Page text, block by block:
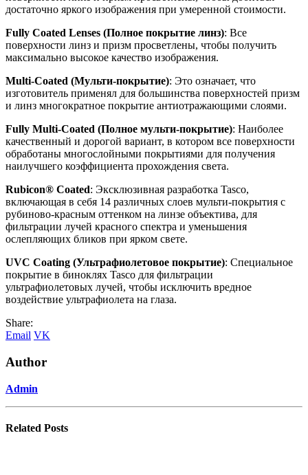
достаточно яркого изображения при умеренной стоимости.
Fully Coated Lenses (Полное покрытие линз): Все
поверхности линз и призм просветлены, чтобы получить
максимально высокое качество изображения.
Multi-Coated (Мульти-покрытие): Это означает, что
изготовитель применял для большинства поверхностей призм
и линз многократное покрытие антиотражающими слоями.
Fully Multi-Coated (Полное мульти-покрытие): Наиболее
качественный и дорогой вариант, в котором все поверхности
обработаны многослойными покрытиями для получения
наилучшего коэффициента прохождения света.
Rubicon® Coated: Эксклюзивная разработка Tasco,
включающая в себя 14 различных слоев мульти-покрытия с
рубиново-красным оттенком на линзе объектива, для
фильтрации лучей красного спектра и уменьшения
ослепляющих бликов при ярком свете.
UVC Coating (Ультрафиолетовое покрытие): Специальное
покрытие в биноклях Tasco для фильтрации
ультрафиолетовых лучей, чтобы исключить вредное
воздействие ультрафиолета на глаза.
Share:
Email VK
Author
Admin
Related Posts